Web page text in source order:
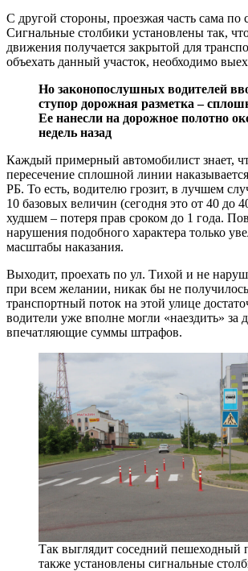
С другой стороны, проезжая часть сама по
Сигнальные столбики установлены так,
движения получается закрытой для
объехать данный участок, необходимо
Но законопослушных водителей
ступор дорожная разметка –
Ее нанесли на дорожное полотно
недель назад
Каждый примерный автомобилист знает,
пересечение сплошной линии
РБ. То есть, водителю грозит, в лучшем
10 базовых величин (сегодня это от 40 до
худшем – потеря прав сроком до 1 года.
нарушения подобного характера только
масштабы наказания.
Выходит, проехать по ул. Тихой и не
при всем желании, никак бы не
транспортный поток на этой улице
водители уже вполне могли «наездить» за
впечатляющие суммы штрафов.
Так выглядит соседний пешеходный
также установлены сигнальные